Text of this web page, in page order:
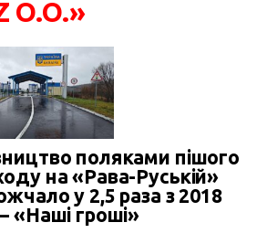
O.O.»
поляками пішого
на «Рава-Руській»
у 2,5 раза з 2018
«Наші гроші»